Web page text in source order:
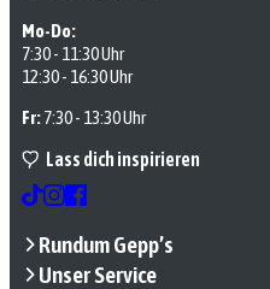
Mo-Do:
7:30 - 11:30 Uhr
12:30 - 16:30 Uhr
Fr:7:30 - 13:30 Uhr
Lass dich inspirieren
Rundum Gepp’s
Unser Service